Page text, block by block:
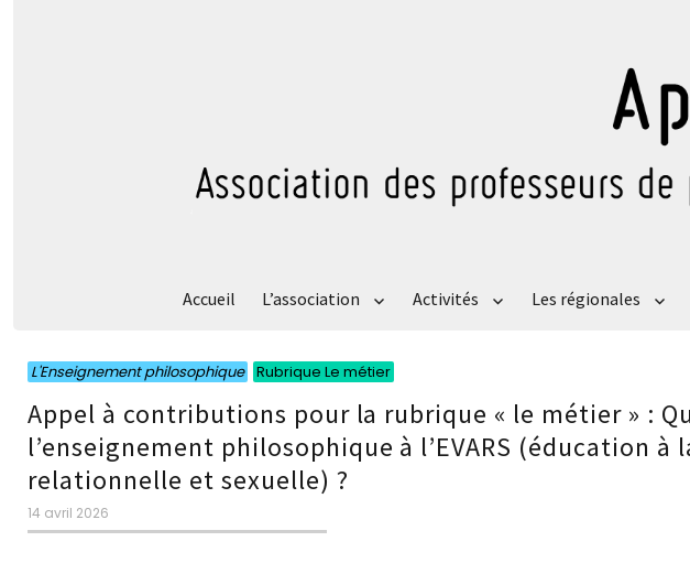
Accueil L’association Activités Les régionales
L'Enseignement philosophique Rubrique Le métier
Appel à contributions pour la rubrique « le métier » :
l’enseignement philosophique à l’EVARS (éducation à
relationnelle et sexuelle) ?
14 avril 2026